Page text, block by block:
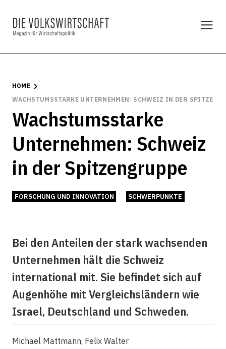
HOME
WACHSTUMSSTARKE UNTERNEHMEN: SCHWEIZ IN DER
Wachstumsstarke
Unternehmen: Schweiz
in der Spitzengruppe
FORSCHUNG UND INNOVATION SCHWERPUNKTE
Bei den Anteilen der stark wachsenden
Unternehmen hält die Schweiz
international mit. Sie befindet sich auf
Augenhöhe mit Vergleichsländern wie
Israel, Deutschland und Schweden.
Michael Mattmann, Felix Walter